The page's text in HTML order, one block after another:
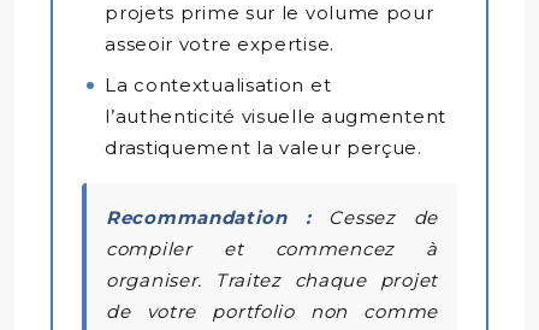
projets prime sur le volume pour
asseoir votre expertise.
La contextualisation et
l’authenticité visuelle augmentent
drastiquement la valeur perçue.
Recommandation :Cessez de
compiler et commencez à
organiser. Traitez chaque projet
de votre portfolio non comme